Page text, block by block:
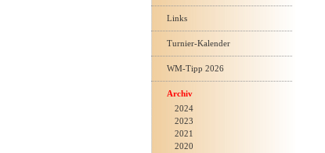
Links
Turnier-Kalender
WM-Tipp 2026
Archiv
2024
2023
2021
2020